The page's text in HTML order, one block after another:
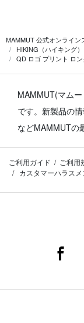
MAMMUT 公式オンライン
HIKING（ハイキング）
QD ロゴ プリント ロ
MAMMUT(マム
です。 新製品の
などMAMMUTの
ご利用ガイド ご利用
カスタマーハラス